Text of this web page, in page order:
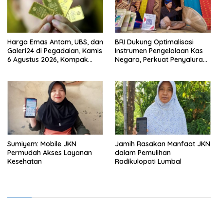
Harga Emas Antam, UBS, dan
Galeri24 di Pegadaian, Kamis
6 Agustus 2026, Kompak
BRI Dukung Optimalisasi
Instrumen Pengelolaan Kas
Negara, Perkuat Penyaluran
Sumiyem: Mobile JKN
Permudah Akses Layanan
Kesehatan
Jamih Rasakan Manfaat JKN
dalam Pemulihan
Radikulopati Lumbal